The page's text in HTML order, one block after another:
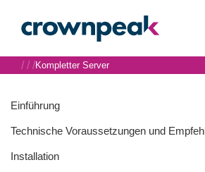
Einführung
Technische Voraussetzungen und
Installation
/ / /Kompletter Server